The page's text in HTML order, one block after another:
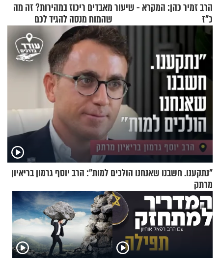
הרב זמיר כהן: המקרא - שיעור
כ"ז
מאבדים ריכוז במהירות? זה מה
שהמוח מנסה להגיד לכם
"נתקענו. חשבנו שאנחנו הולכים למות": הרב יוסף גרמון בריאיון
מרתק